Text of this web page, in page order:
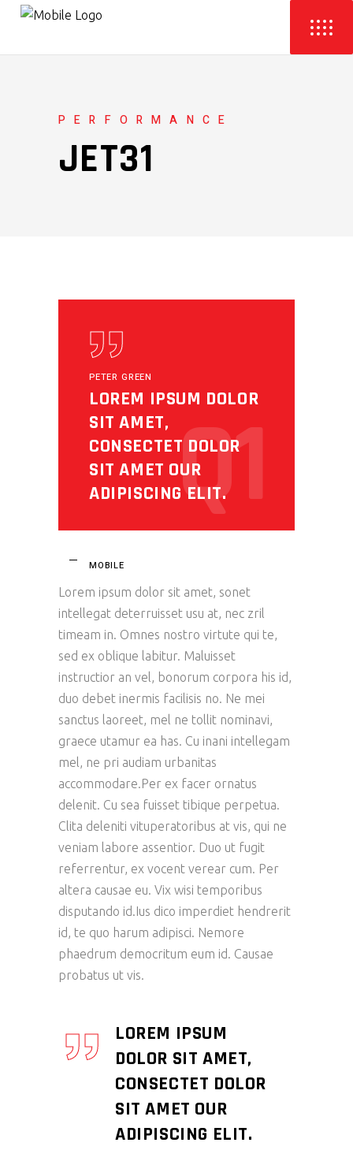
PERFORMANCE
JET31
PETER GREEN
LOREM IPSUM DOLOR
SIT AMET,
CONSECTET DOLOR
SIT AMET OUR
ADIPISCING ELIT.
Q1
MOBILE
Lorem ipsum dolor sit amet, sonet
intellegat deterruisset usu at, nec zril
timeam in. Omnes nostro virtute qui te,
sed ex oblique labitur. Maluisset
instructior an vel, bonorum corpora his id,
duo debet inermis facilisis no. Ne mei
sanctus laoreet, mel ne tollit nominavi,
graece utamur ea has. Cu inani intellegam
mel, ne pri audiam urbanitas
accommodare.Per ex facer ornatus
delenit. Cu sea fuisset tibique perpetua.
Clita deleniti vituperatoribus at vis, qui ne
veniam labore assentior. Duo ut fugit
referrentur, ex vocent verear cum. Per
altera causae eu. Vix wisi temporibus
disputando id.Ius dico imperdiet hendrerit
id, te quo harum adipisci. Nemore
phaedrum democritum eum id. Causae
probatus ut vis.
LOREM IPSUM
DOLOR SIT AMET,
CONSECTET DOLOR
SIT AMET OUR
ADIPISCING ELIT.